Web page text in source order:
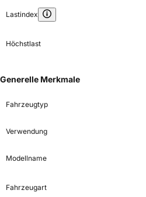
Lastindex
Höchstlast
Generelle Merkmale
Fahrzeugtyp
Verwendung
Modellname
Fahrzeugart